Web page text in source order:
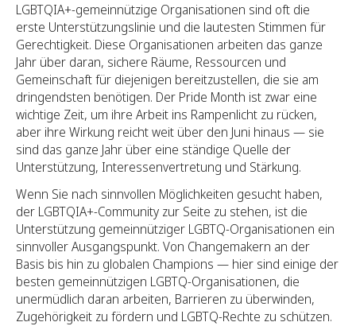
LGBTQIA+-gemeinnützige Organisationen sind oft die
erste Unterstützungslinie und die lautesten Stimmen für
Gerechtigkeit. Diese Organisationen arbeiten das ganze
Jahr über daran, sichere Räume, Ressourcen und
Gemeinschaft für diejenigen bereitzustellen, die sie am
dringendsten benötigen. Der Pride Month ist zwar eine
wichtige Zeit, um ihre Arbeit ins Rampenlicht zu rücken,
aber ihre Wirkung reicht weit über den Juni hinaus — sie
sind das ganze Jahr über eine ständige Quelle der
Unterstützung, Interessenvertretung und Stärkung.
Wenn Sie nach sinnvollen Möglichkeiten gesucht haben,
der LGBTQIA+-Community zur Seite zu stehen, ist die
Unterstützung gemeinnütziger LGBTQ-Organisationen ein
sinnvoller Ausgangspunkt. Von Changemakern an der
Basis bis hin zu globalen Champions — hier sind einige der
besten gemeinnützigen LGBTQ-Organisationen, die
unermüdlich daran arbeiten, Barrieren zu überwinden,
Zugehörigkeit zu fördern und LGBTQ-Rechte zu schützen.